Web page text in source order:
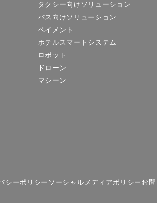
タクシー向けソリューション
バス向けソリューション
ペイメント
ホテルスマートシステム
ロボット
ドローン
マシーン
シーポリシー ソーシャルメディアポリシーお